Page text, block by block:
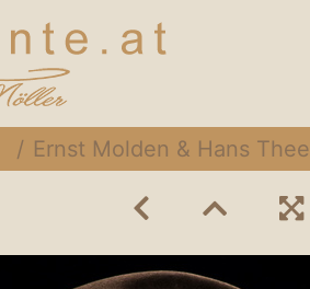
Ernst Molden & Hans Theesink 020